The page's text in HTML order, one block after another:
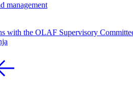
management
with the OLAF Supervisory